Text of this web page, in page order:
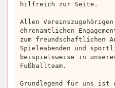
hilfreich zur Seite.
Allen
ehrenamtlichen
zum freundschaftlichen
Spieleabenden und
beispielsweise in
Fußballteam.
Grundlegend für uns